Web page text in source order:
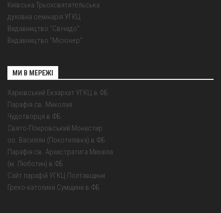
Київська Трьохсвятительська
духовна семінарія УГКЦ
Видавництво "Свічадо"
Видавництво "Місіонер"
МИ В МЕРЕЖІ
Харківський Екзархат УГКЦ в ФБ
Парафія св. Миколая
Чудотворця в ФБ
Свято-Покровський Монастир
оо. Василіян (Покотилівка) в ФБ
Парафія св. Архистратига Михаїла
(м. Люботин) в ФБ
Сайт парафій УГКЦ Полтавщини
Греко-католики Сумщини в ФБ